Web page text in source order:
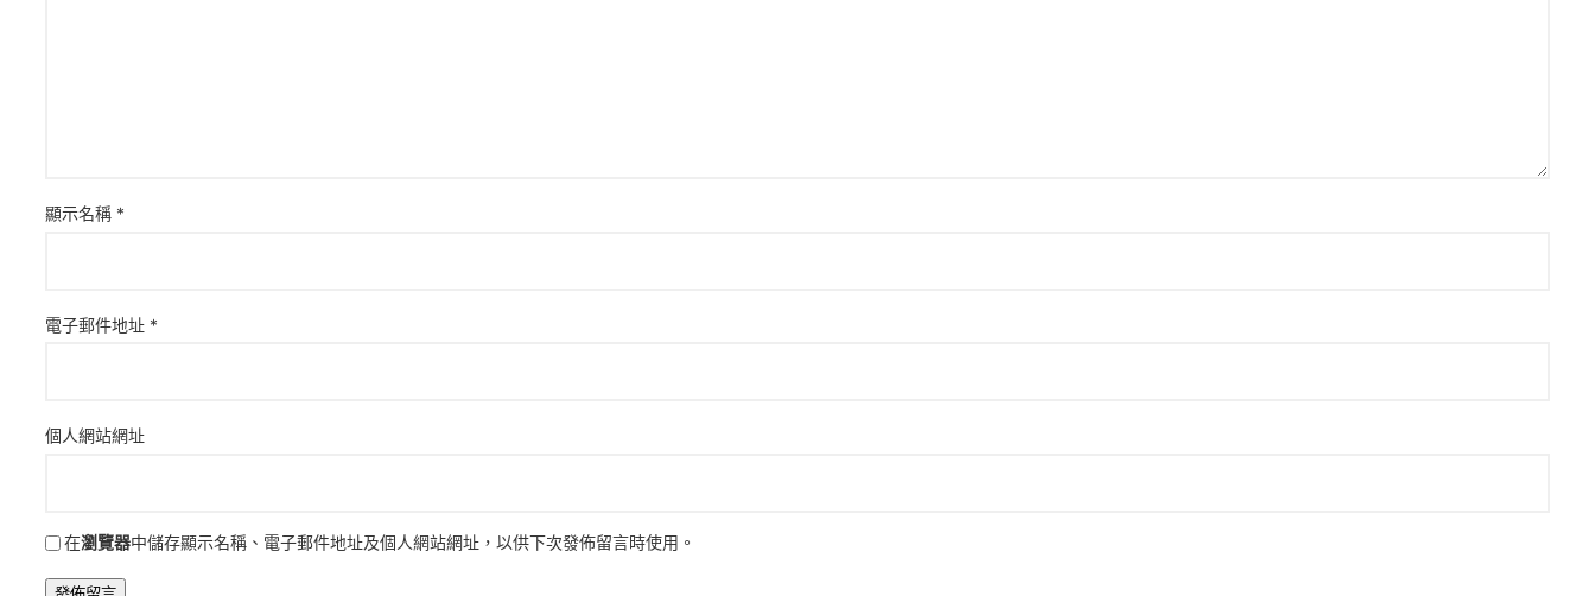
顯示名稱 *
電子郵件地址 *
個人網站網址
在瀏覽器中儲存顯示名稱、電子郵件地址及個人網站網址，以供下次發佈留言時使用。